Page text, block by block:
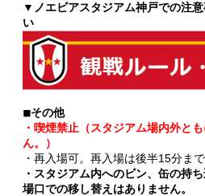
▼ノエビアスタジアム神戸での注
い
◾︎その他
・喫煙禁止（スタジアム場内外と
ん。）
・再入場可。再入場は後半15分まで
・スタジアム内へのビン、缶の持
場口での移し替えはありません。